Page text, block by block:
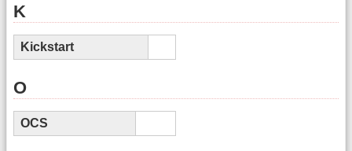
K
Kickstart
O
OCS